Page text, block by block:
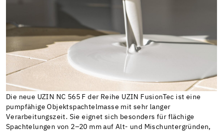
Die neue UZIN NC 565 F der Reihe UZIN FusionTec ist eine
pumpfähige Objektspachtelmasse mit sehr langer
Verarbeitungszeit. Sie eignet sich besonders für flächige
Spachtelungen von 2–20 mm auf Alt- und Mischuntergründen,